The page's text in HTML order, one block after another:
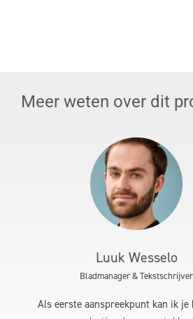
Meer weten over dit
Luuk Wesselo
Bladmanager & Tekstschrijver
Als eerste aanspreekpunt kan ik je